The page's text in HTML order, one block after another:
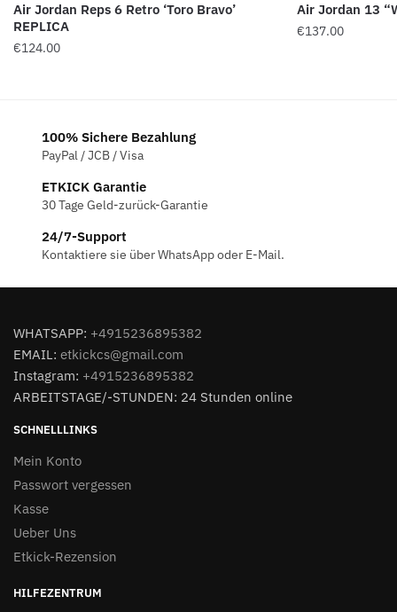
Air Jordan Reps 6 Retro ‘Toro Bravo’
REPLICA
€124.00
Air Jordan 13
€137.00
100% Sichere Bezahlung
PayPal / JCB / Visa
ETKICK Garantie
30 Tage Geld-zurück-Garantie
24/7-Support
Kontaktiere sie über WhatsApp oder E-Mail.
WHATSAPP: +4915236895382
EMAIL: etkickcs@gmail.com
Instagram: +4915236895382
ARBEITSTAGE/-STUNDEN: 24 Stunden online
SCHNELLLINKS
Mein Konto
Passwort vergessen
Kasse
Ueber Uns
Etkick-Rezension
HILFEZENTRUM